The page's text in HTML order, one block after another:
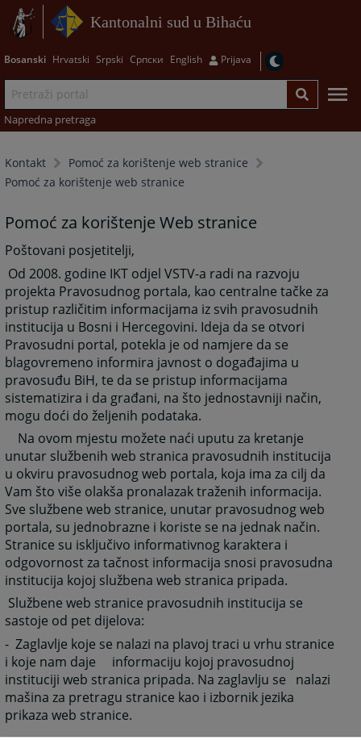
Kantonalni sud u Bihaću
Bosanski Hrvatski Srpski Српски English Prijava
Napredna pretraga
Kontakt
Pomoć za korištenje web stranice
Pomoć za korištenje web stranice
Pomoć za korištenje Web stranice
Poštovani posjetitelji,
Od 2008. godine IKT odjel VSTV-a radi na razvoju
projekta Pravosudnog portala, kao centralne tačke za
pristup različitim informacijama iz svih pravosudnih
institucija u Bosni i Hercegovini. Ideja da se otvori
Pravosudni portal, potekla je od namjere da se
blagovremeno informira javnost o događajima u
pravosuđu BiH, te da se pristup informacijama
sistematizira i da građani, na što jednostavniji način,
mogu doći do željenih podataka.
Na ovom mjestu možete naći uputu za kretanje
unutar službenih web stranica pravosudnih institucija
u okviru pravosudnog web portala, koja ima za cilj da
Vam što više olakša pronalazak traženih informacija.
Sve službene web stranice, unutar pravosudnog web
portala, su jednobrazne i koriste se na jednak način.
Stranice su isključivo informativnog karaktera i
odgovornost za tačnost informacija snosi pravosudna
institucija kojoj službena web stranica pripada.
Službene web stranice pravosudnih institucija se
sastoje od pet dijelova:
- Zaglavlje koje se nalazi na plavoj traci u vrhu stranice
i koje nam daje informaciju kojoj pravosudnoj
instituciji web stranica pripada. Na zaglavlju se nalazi
mašina za pretragu stranice kao i izbornik jezika
prikaza web stranice.